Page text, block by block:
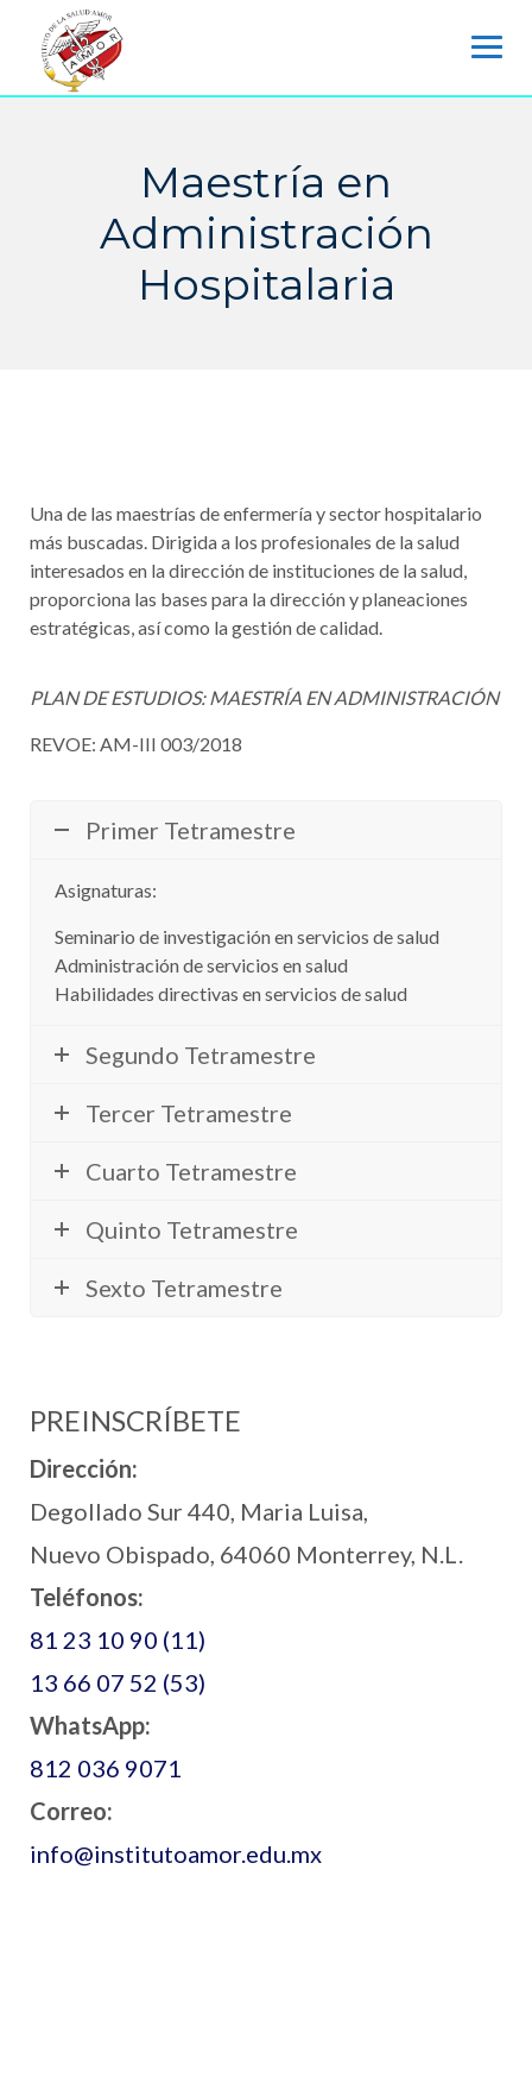
content
Maestría en
Administración
Hospitalaria
Una de las maestrías de enfermería y sector hospitalario
más buscadas. Dirigida a los profesionales de la salud
interesados en la dirección de instituciones de la salud,
proporciona las bases para la dirección y planeaciones
estratégicas, así como la gestión de calidad.
PLAN DE ESTUDIOS: MAESTRÍA EN ADMINISTRACIÓN
REVOE: AM-III 003/2018
Primer Tetramestre
Asignaturas:
Seminario de investigación en servicios de salud
Administración de servicios en salud
Habilidades directivas en servicios de salud
Segundo Tetramestre
Tercer Tetramestre
Cuarto Tetramestre
Quinto Tetramestre
Sexto Tetramestre
PREINSCRÍBETE
Dirección:
Degollado Sur 440, Maria Luisa,
Nuevo Obispado, 64060 Monterrey, N.L.
Teléfonos:
81 23 10 90 (11)
13 66 07 52 (53)
WhatsApp:
812 036 9071
Correo:
info@institutoamor.edu.mx